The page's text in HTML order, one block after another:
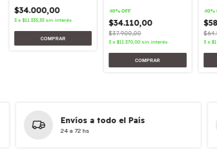
$34.000,00
3 x $11.333,33 sin interés
-10%OFF
$34.110,00
$37.900,00
3 x$11.370,00 sin interés
-10%
3 x
Envíos a todo el País
24 a 72 hs